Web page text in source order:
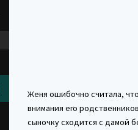
Женя ошибочно считала,
внимания его
сыночку сходится с дамой